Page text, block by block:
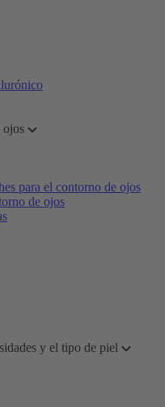
ojos
para el contorno de ojos
de ojos
y el tipo de piel